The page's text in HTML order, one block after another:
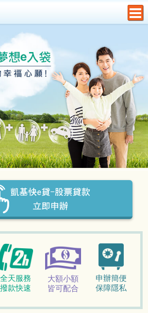
全天服務
撥款快速
大額小額
皆可配合
申辦簡便
保障隱私